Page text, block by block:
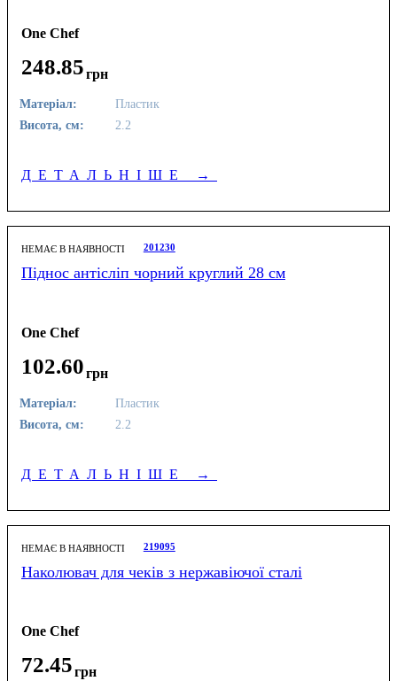
One Chef
248.85грн
Матеріал:
Пластик
Висота, см:
2.2
ДЕТАЛЬНІШЕ →
НЕМАЄ В НАЯВНОСТІ 201230
Піднос антісліп чорний круглий 28 см
One Chef
102.60грн
Матеріал:
Пластик
Висота, см:
2.2
ДЕТАЛЬНІШЕ →
НЕМАЄ В НАЯВНОСТІ 219095
Наколювач для чеків з нержавіючої сталі
One Chef
72.45грн